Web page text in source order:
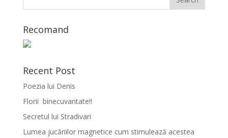
Recomand
Recent Post
Poezia lui Denis
Florii binecuvantate!!
Secretul lui Stradivari
Lumea jucăriilor magnetice cum stimulează acestea